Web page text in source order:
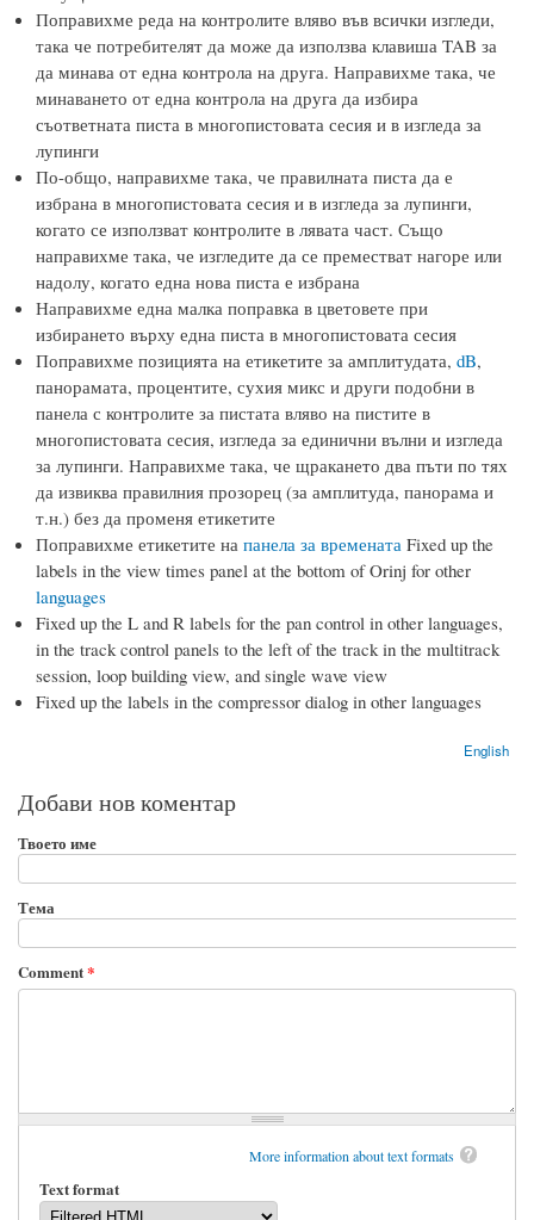
Поправихме реда на контролите вляво във всички изгледи,
така че потребителят да може да използва клавиша TAB за
да минава от една контрола на друга. Направихме така, че
минаването от една контрола на друга да избира
съответната писта в многопистовата сесия и в изгледа за
лупинги
По-общо, направихме така, че правилната писта да е
избрана в многопистовата сесия и в изгледа за лупинги,
когато се използват контролите в лявата част. Също
направихме така, че изгледите да се преместват нагоре или
надолу, когато една нова писта е избрана
Направихме една малка поправка в цветовете при
избирането върху една писта в многопистовата сесия
Поправихме позицията на етикетите за амплитудата, dB,
панорамата, процентите, сухия микс и други подобни в
панела с контролите за пистата вляво на пистите в
многопистовата сесия, изгледа за единични вълни и изгледа
за лупинги. Направихме така, че щракането два пъти по тях
да извиква правилния прозорец (за амплитуда, панорама и
т.н.) без да променя етикетите
Поправихме етикетите на панела за времената Fixed up the
labels in the view times panel at the bottom of Orinj for other
languages
Fixed up the L and R labels for the pan control in other languages,
in the track control panels to the left of the track in the multitrack
session, loop building view, and single wave view
Fixed up the labels in the compressor dialog in other languages
English
Добави нов коментар
Твоето име
Тема
Comment*
More information about text formats
Text format